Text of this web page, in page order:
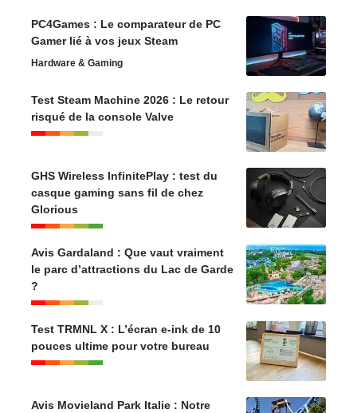
PC4Games : Le comparateur de PC
Gamer lié à vos jeux Steam
Hardware & Gaming
Test Steam Machine 2026 : Le retour
risqué de la console Valve
GHS Wireless InfinitePlay : test du
casque gaming sans fil de chez
Glorious
Avis Gardaland : Que vaut vraiment
le parc d’attractions du Lac de Garde
?
Test TRMNL X : L’écran e-ink de 10
pouces ultime pour votre bureau
Avis Movieland Park Italie : Notre